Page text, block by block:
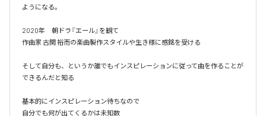
ようになる。
2020年　朝ドラ『エール』を観て
作曲家 古関 裕而の楽曲製作スタイルや生き様に感銘を受ける
そして自分も、というか誰でもインスピレーションに従って曲を作ることが
できるんだと知る
基本的にインスピレーション待ちなので
自分でも何が出てくるかは未知数